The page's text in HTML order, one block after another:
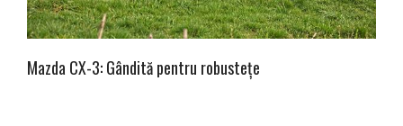
Mazda CX-3: Gândită pentru robustețe